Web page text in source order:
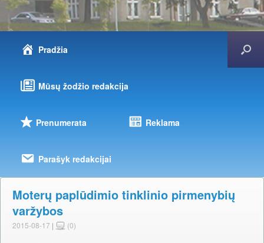
Pradžia
Mūsų žodžio redakcija
Prenumerata Reklama
Parašyk redakcijai
Moterų paplūdimio tinklinio pirmenybių
varžybos
2015-08-17 | (0)